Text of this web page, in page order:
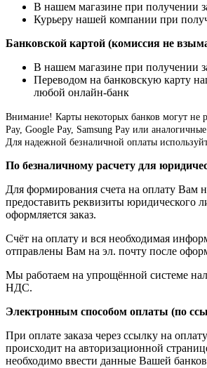
В нашем магазине при получении
Курьеру нашей компании при
Банковской картой (комиссия не
В нашем магазине при получении
Переводом на банковскую карту
любой онлайн-банк
Внимание! Карты некоторых банков могут не
Pay, Google Pay, Samsung Pay или
Для надежной безналичной оплаты
По безналичному расчету для
Для формирования счета на оплату Вам
предоставить реквизиты юридического
оформляется заказ.
Счёт на оплату и вся необходимая
отправлены Вам на эл. почту после
Мы работаем на упрощённой системе
НДС.
Электронным способом оплаты (по
При оплате заказа через ссылку на
происходит на авторизационной
необходимо ввести данные Вашей